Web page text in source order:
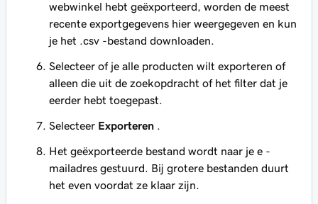
webwinkel hebt geëxporteerd, worden de meest
recente exportgegevens hier weergegeven en kun
je het .csv -bestand downloaden.
Selecteer of je alle producten wilt exporteren of
alleen die uit de zoekopdracht of het filter dat je
eerder hebt toegepast.
Selecteer Exporteren
Het geëxporteerde bestand wordt naar je e -
mailadres gestuurd. Bij grotere bestanden duurt
het even voordat ze klaar zijn.